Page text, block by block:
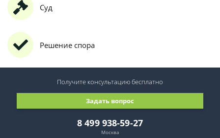
Суд
Решение спора
8 499 938-59-27
Москва
Задать вопрос
Получите консультациюбесплатно